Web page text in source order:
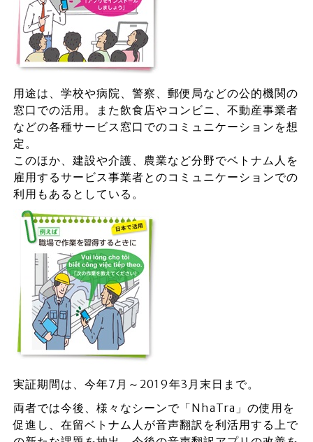
用途は、学校や病院、警察、郵便局などの公的機関の
窓口での活用。また飲食店やコンビニ、不動産事業者
などの各種サービス窓口でのコミュニケーションを想
定。
このほか、建設や介護、農業など分野でベトナム人を
雇用するサービス事業者とのコミュニケーションでの
利用もあるとしている。
実証期間は、今年7月～2019年3月末日まで。
両者では今後、様々なシーンで「NhaTra」の使用を
促進し、在留ベトナム人が音声翻訳を利活用する上で